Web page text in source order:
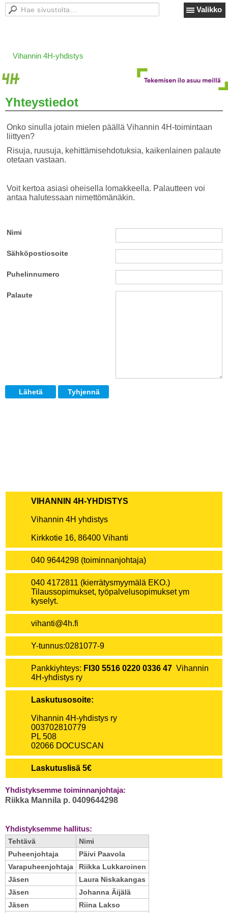
Valikko
Vihannin 4H-yhdistys
Yhteystiedot
Onko sinulla jotain mielen päällä Vihannin 4H-toimintaan
liittyen?
Risuja, ruusuja, kehittämisehdotuksia, kaikenlainen palaute
otetaan vastaan.
Voit kertoa asiasi oheisella lomakkeella. Palautteen voi
antaa halutessaan nimettömänäkin.
Nimi
Sähköpostiosoite
Puhelinnumero
Palaute
VIHANNIN 4H-YHDISTYS
Vihannin 4H yhdistys
Kirkkotie 16, 86400 Vihanti
040 9644298 (toiminnanjohtaja)
040 4172811 (kierrätysmyymälä EKO.)
Tilaussopimukset, työpalvelusopimukset ym
kyselyt.
vihanti@4h.fi
Y-tunnus:0281077-9
Pankkiyhteys: FI30 5516 0220 0336 47 Vihannin
4H-yhdistys ry
Laskutusosoite:
Vihannin 4H-yhdistys ry
003702810779
PL 508
02066 DOCUSCAN
Laskutuslisä 5€
Yhdistyksemme toiminnanjohtaja:
Riikka Mannila p. 0409644298
Yhdistyksemme hallitus:
Tehtävä
Nimi
Puheenjohtaja
Päivi Paavola
Varapuheenjohtaja
Riikka Lukkaroinen
Jäsen
Laura Niskakangas
Jäsen
Johanna Äijälä
Jäsen
Riina Lakso